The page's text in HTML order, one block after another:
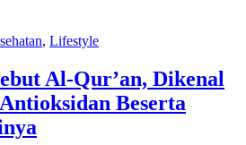
, Lifestyle
Al-Qur’an, Dikenal
Beserta